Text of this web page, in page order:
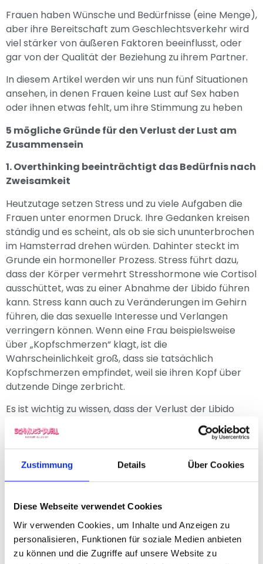
Zustimmung Details Über Cookies
Diese Webseite verwendet Cookies
Wir verwenden Cookies, um Inhalte und Anzeigen zu
personalisieren, Funktionen für soziale Medien anbieten
zu können und die Zugriffe auf unsere Website zu
Frauen haben Wünsche und Bedürfnisse (eine Menge),
aber ihre Bereitschaft zum Geschlechtsverkehr wird
viel stärker von äußeren Faktoren beeinflusst, oder
gar von der Qualität der Beziehung zu ihrem Partner.
In diesem Artikel werden wir uns nun fünf Situationen
ansehen, in denen Frauen keine Lust auf Sex haben
oder ihnen etwas fehlt, um ihre Stimmung zu heben
5 mögliche Gründe für den Verlust der Lust am
Zusammensein
1. Overthinking beeinträchtigt das Bedürfnis nach
Zweisamkeit
Heutzutage setzen Stress und zu viele Aufgaben die
Frauen unter enormen Druck. Ihre Gedanken kreisen
ständig und es scheint, als ob sie sich ununterbrochen
im Hamsterrad drehen würden. Dahinter steckt im
Grunde ein hormoneller Prozess. Stress führt dazu,
dass der Körper vermehrt Stresshormone wie Cortisol
ausschüttet, was zu einer Abnahme der Libido führen
kann. Stress kann auch zu Veränderungen im Gehirn
führen, die das sexuelle Interesse und Verlangen
verringern können. Wenn eine Frau beispielsweise
über „Kopfschmerzen“ klagt, ist die
Wahrscheinlichkeit groß, dass sie tatsächlich
Kopfschmerzen empfindet, weil sie ihren Kopf über
dutzende Dinge zerbricht.
Es ist wichtig zu wissen, dass der Verlust der Libido
nach Stressphasen einige Zeit andauern kann, bis der
Körper wieder auf ein normales Funktionsniveau
zurückkehrt.
2. Physikalische Ermüdung zehrt an den
Zu viele Aufgaben können Menschen, auch Frauen,
nicht nur geistig, sondern auch körperlich belasten.
Und wenn man erschöpft ist, fällt es dem Körper sehr
schwer, sich auf das Zusammensein einzustellen.